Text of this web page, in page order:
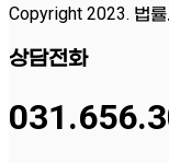
Copyright 2023. 법
상담전화